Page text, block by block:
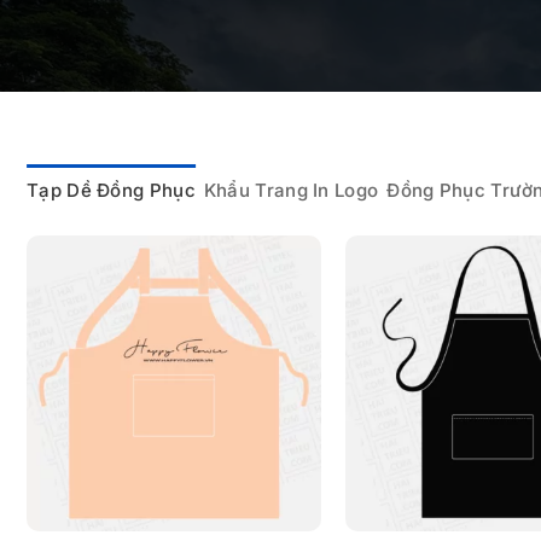
Tạp Dề Đồng Phục Khẩu Trang In Logo Đồng Phục